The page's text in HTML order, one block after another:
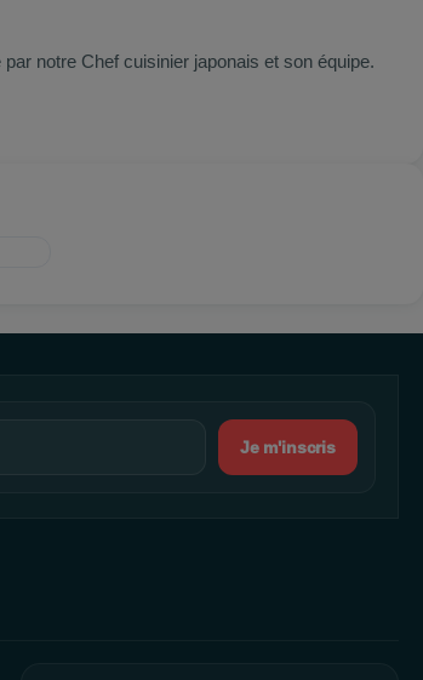
notre Chef cuisinier japonais et son équipe.
Je m'inscris